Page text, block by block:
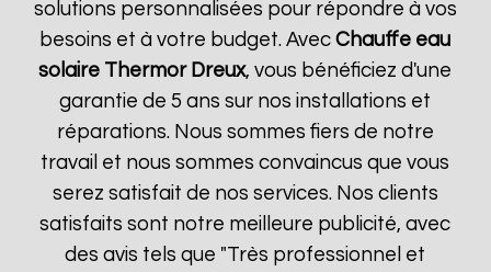
solutions personnalisées pour répondre à vos
besoins et à votre budget. AvecChauffe eau
solaire Thermor Dreux, vous bénéficiez d'une
garantie de 5 ans sur nos installations et
réparations. Nous sommes fiers de notre
travail et nous sommes convaincus que vous
serez satisfait de nos services. Nos clients
satisfaits sont notre meilleure publicité, avec
des avis tels que "Très professionnel et